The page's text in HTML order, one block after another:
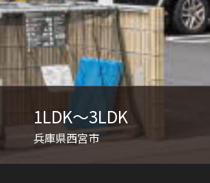
1LDK〜3LDK
兵庫県西宮市